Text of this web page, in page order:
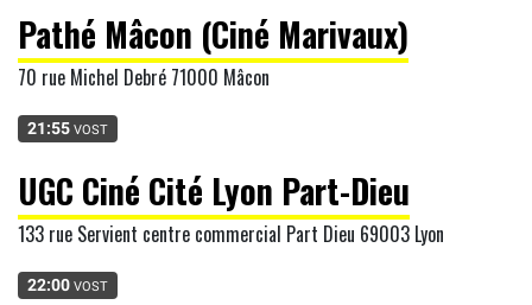
Pathé Mâcon (Ciné Marivaux)
70 rue Michel Debré 71000 Mâcon
21:55 VOST
UGC Ciné Cité Lyon Part-Dieu
133 rue Servient centre commercial Part Dieu 69003 Lyon
22:00 VOST